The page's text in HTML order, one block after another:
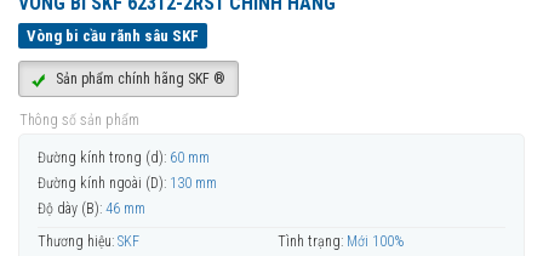
Vòng bi cầu rãnh sâu SKF
Sản phẩm chính hãng SKF ®
Thông số sản phẩm
Đường kính trong (d): 60 mm
Đường kính ngoài (D): 130 mm
Độ dày (B): 46 mm
Thương hiệu: SKF Tình trạng: Mới 100%